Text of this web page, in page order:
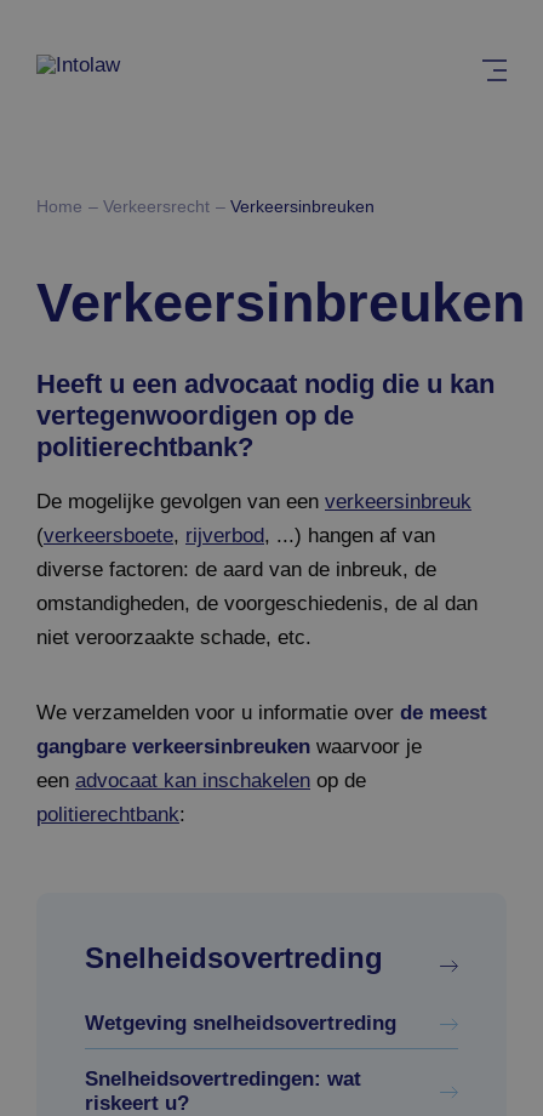
Home Verkeersrecht Verkeersinbreuken
Verkeersinbreuken
Heeft u een advocaat nodig die u kan
vertegenwoordigen op de
politierechtbank?
De mogelijke gevolgen van een verkeersinbreuk
(verkeersboete, rijverbod, ...) hangen af van
diverse factoren: de aard van de inbreuk, de
omstandigheden, de voorgeschiedenis, de al dan
niet veroorzaakte schade, etc.
We verzamelden voor u informatie over de meest
gangbare verkeersinbreuken waarvoor je
een advocaat kan inschakelen op de
politierechtbank:
Snelheidsovertreding
Wetgeving snelheidsovertreding
Snelheidsovertredingen: wat
riskeert u?